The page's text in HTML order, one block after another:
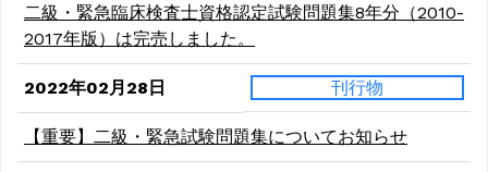
二級・緊急臨床検査士資格認定試験問題集8年分（2010-
2017年版）は完売しました。
2022年02月28日 刊行物
【重要】二級・緊急試験問題集についてお知らせ